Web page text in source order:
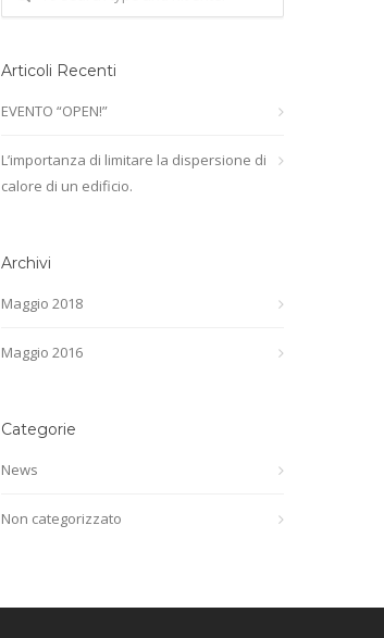
Articoli Recenti
EVENTO “OPEN!”
L’importanza di limitare la dispersione di
calore di un edificio.
Archivi
Maggio 2018
Maggio 2016
Categorie
News
Non categorizzato